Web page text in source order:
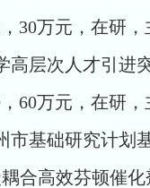
，30万元，在研
高层次人才引进
，60万元，在研，
市基础研究计划
合高效芬顿催